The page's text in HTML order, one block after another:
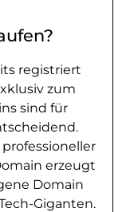
registriert
zum
sind für
erzeugt
Domain
Giganten.